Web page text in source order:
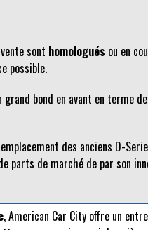
sont homologués ou en
possible.
bond en avant en terme
des anciens D-
parts de marché de par son
, American Car City offre un